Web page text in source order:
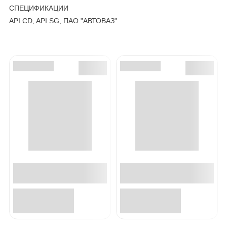
СПЕЦИФИКАЦИИ
API CD, API SG, ПАО "АВТОВАЗ"